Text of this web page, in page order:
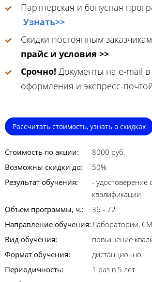
Партнерская и бонусная
Узнать>>
Скидки постоянным
прайс и условия >>
Срочно! Документы на e-mail
оформления и экспресс-
Рассчитать стоимость, узнать о скидках
Стоимость по акции:
8000 руб.
Возможны скидки до:
50%
Результат обучения:
-
квалификации
Объем программы, ч.:
36 - 72
Направление обучения:Лаборатории,
Вид обучения:
повышение
Формат обучения:
дистанционно
Периодичность:
1 раз в 5 лет